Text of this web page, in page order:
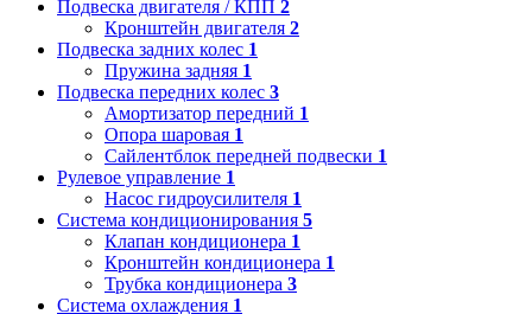
Подвеска двигателя / КПП 2
Кронштейн двигателя 2
Подвеска задних колес 1
Пружина задняя 1
Подвеска передних колес 3
Амортизатор передний 1
Опора шаровая 1
Сайлентблок передней подвески 1
Рулевое управление 1
Насос гидроусилителя 1
Система кондиционирования 5
Клапан кондиционера 1
Кронштейн кондиционера 1
Трубка кондиционера 3
Система охлаждения 1